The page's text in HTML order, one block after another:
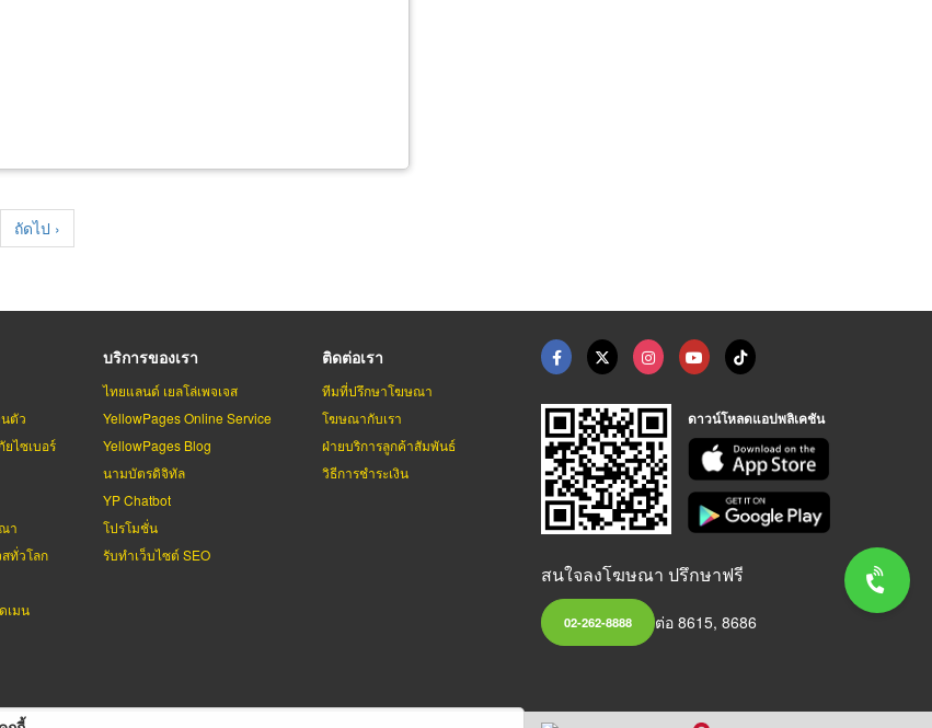
Next
page
ถัดไป ›
ตัว
ไซเบอร์
า
สทั่วโลก
เมน
บริการของเรา
ไทยแลนด์ เยลโล่เพจเจส
YellowPages Online Service
YellowPages Blog
นามบัตรดิจิทัล
YP Chatbot
โปรโมชั่น
รับทำเว็บไซต์ SEO
ติดต่อเรา
ทีมที่ปรึกษาโฆษณา
โฆษณากับเรา
ฝ่ายบริการลูกค้าสัมพันธ์
วิธีการชำระเงิน
ดาวน์โหลดแอปพลิเคชัน
สนใจลงโฆษณา ปรึกษาฟรี
02-262-8888 ต่อ 8615, 8686